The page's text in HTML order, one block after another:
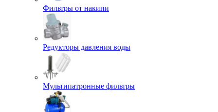
Фильтры от накипи
Редукторы давления воды
Мультипатронные фильтры